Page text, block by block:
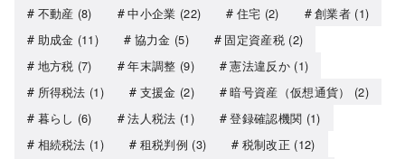
不動産 (8) 中小企業 (22) 住宅 (2) 創業者 (1)
助成金 (11) 協力金 (5) 固定資産税(2)
地方税 (7) 年末調整 (9) 憲法違反か(1)
所得税法 (1) 支援金 (2) 暗号資産（仮想通貨）
(2)
暮らし (6) 法人税法 (1) 登録確認機関 (1)
相続税法 (1) 租税判例 (3) 税制改正 (12)